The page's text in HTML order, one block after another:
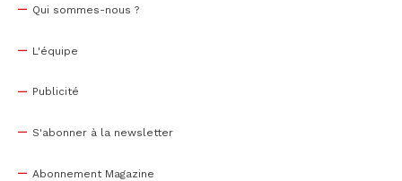
Qui sommes-nous ?
L'équipe
Publicité
S'abonner à la newsletter
Abonnement Magazine